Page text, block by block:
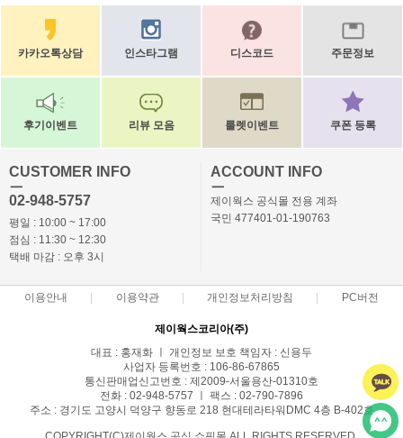
카카오톡상담 인스타그램 디스코드 주문정보
후기이벤트 리뷰 모음 룰렛이벤트 쿠폰 등록
CUSTOMER INFO
ㅡ
02-948-5757
평일 : 10:00 ~ 17:00
점심 : 11:30 ~ 12:30
택배 마감 : 오후 3시
ACCOUNT INFO
ㅡ
제이웍스 공식몰 전용 계좌
국민 477401-01-190763
이용안내 이용약관 개인정보처리방침 PC버전
제이웍스코리아(주)
대표 : 홍재화 ㅣ 개인정보 보호 책임자 : 신용두
사업자 등록번호 : 106-86-67865
통신판매업신고번호 : 제2009-서울용산-01310호
전화 : 02-948-5757 ㅣ 팩스 : 02-790-7896
주소 : 경기도 고양시 덕양구 향동로 218 현대테라타워DMC 4층 B-402호